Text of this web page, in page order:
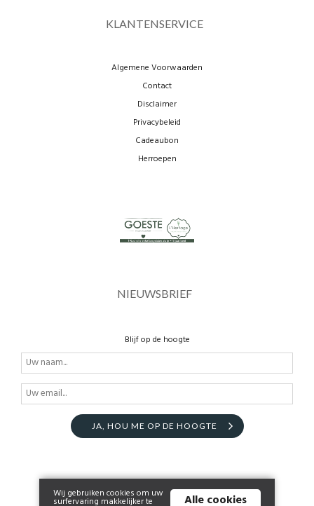
KLANTENSERVICE
Algemene Voorwaarden
Contact
Disclaimer
Privacybeleid
Cadeaubon
Herroepen
NIEUWSBRIEF
Blijf op de hoogte
JA, HOU ME OP DE HOOGTE
Wij gebruiken cookies om uw
surfervaring makkelijker te Alle cookies